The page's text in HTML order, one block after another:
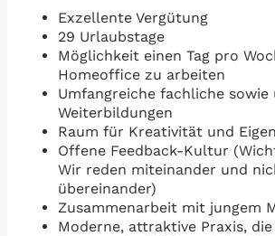
Exzellente Vergütung
29 Urlaubstage
Möglichkeit einen Tag pro
Homeoffice zu arbeiten
Umfangreiche fachliche
Weiterbildungen
Raum für Kreativität und
Offene Feedback-Kultur
Wir reden miteinander und
übereinander)
Zusammenarbeit mit jungem
Moderne, attraktive Praxis,